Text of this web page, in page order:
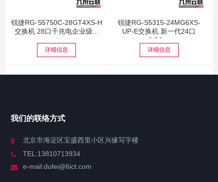
锐捷RG-S5750C-28GT4XS-H
交换机 28口千兆电企业级...
详细信息
锐捷RG-S5315-24MG6XS-
UP-E交换机 新一代24口
2.5G...
详细信息
我们的联络方式
北京市海淀区宝盛西里小区兴缘写字楼
TEL:13810713934
e-mail:dufei@6ict.com